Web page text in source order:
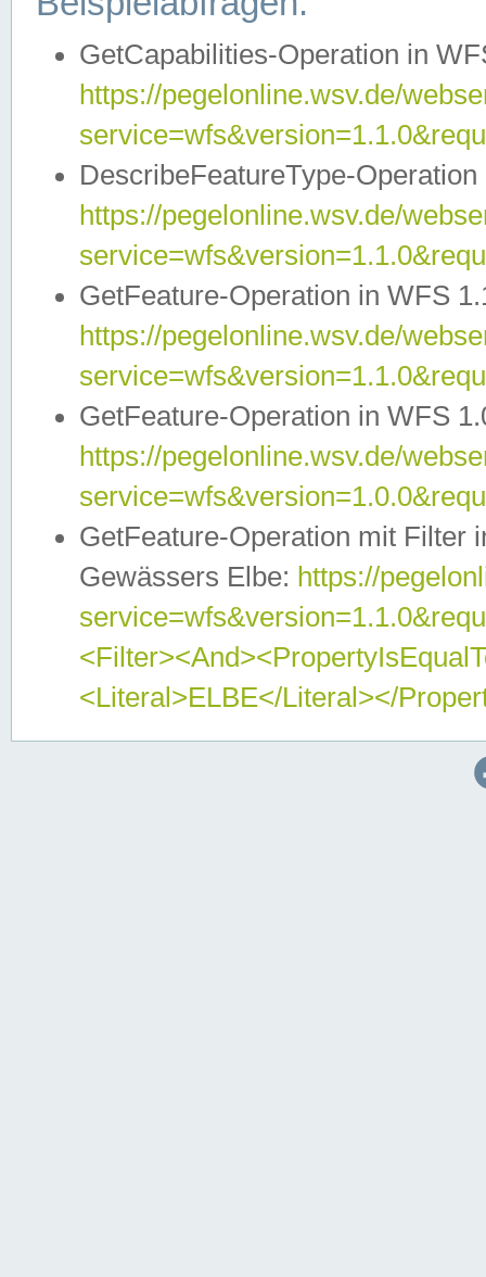
GetCapabilities-Operation in
https://pegelonline.wsv.de/
DescribeFeatureType-
https://pegelonline.wsv.de/
GetFeature-Operation in WFS
https://pegelonline.wsv.de/
GetFeature-Operation in WFS
https://pegelonline.wsv.de/
GetFeature-Operation mit Filter
Gewässers Elbe: https://
<Literal>ELBE</Literal></